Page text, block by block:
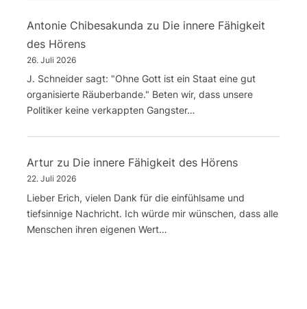
Antonie Chibesakunda zu Die innere Fähigkeit
des Hörens
26. Juli 2026
J. Schneider sagt: "Ohne Gott ist ein Staat eine gut
organisierte Räuberbande." Beten wir, dass unsere
Politiker keine verkappten Gangster…
Artur zu Die innere Fähigkeit des Hörens
22. Juli 2026
Lieber Erich, vielen Dank für die einfühlsame und
tiefsinnige Nachricht. Ich würde mir wünschen, dass alle
Menschen ihren eigenen Wert…